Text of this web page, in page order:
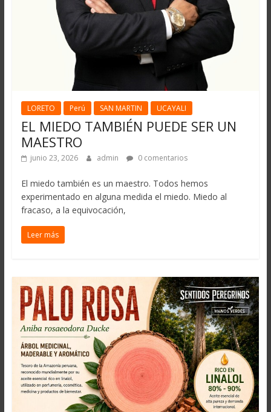
LORETO Perú SAN MARTIN UCAYALI
EL MIEDO TAMBIÉN PUEDE SER UN
MAESTRO
junio 23, 2026 admin 0 comentarios
El miedo también es un maestro. Todos hemos
experimentado en alguna medida el miedo. Miedo al
fracaso, a la equivocación,
Leer más